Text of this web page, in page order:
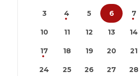
3 4 5 6 7
10 11 12 13 14
17 18 19 20 21
24 25 26 27 28